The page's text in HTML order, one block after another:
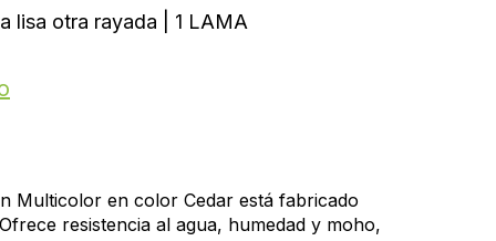
lisa otra rayada | 1 LAMA
Multicolor en color Cedar está fabricado
resistencia al agua, humedad y moho,